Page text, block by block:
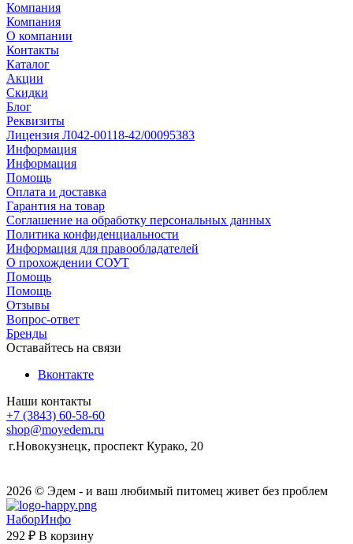
Компания
Компания
О компании
Контакты
Каталог
Акции
Скидки
Блог
Реквизиты
Лицензия Л042-00118-42/00095383
Информация
Информация
Помощь
Оплата и доставка
Гарантия на товар
Соглашение на обработку персональных данных
Политика конфиденциальности
Информация для правообладателей
О прохождении СОУТ
Помощь
Помощь
Отзывы
Вопрос-ответ
Бренды
Оставайтесь на связи
Вконтакте
Наши контакты
+7 (3843) 60-58-60
shop@moyedem.ru
г.Новокузнецк, проспект Курако, 20
2026 © Эдем - и ваш любимый питомец живет без проблем
НаборИнфо
292 ₽ В корзину